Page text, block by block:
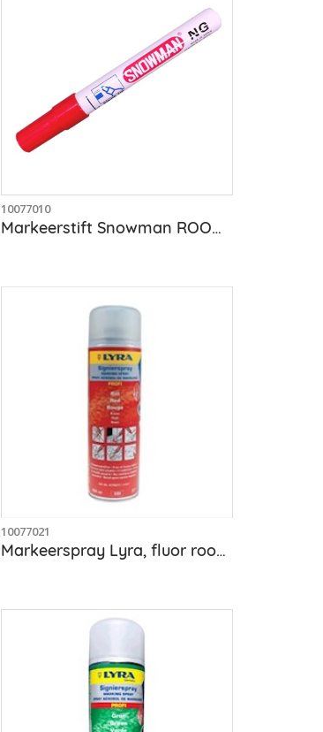
Markeerstift Snowman ROOD / permanent
10077010
Markeerspray Lyra, fluor rood, bus 500 ml
10077021